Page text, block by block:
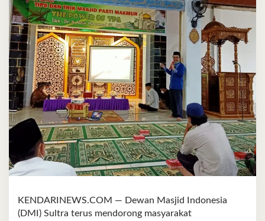
KENDARINEWS.COM — Dewan Masjid Indonesia
(DMI) Sultra terus mendorong masyarakat